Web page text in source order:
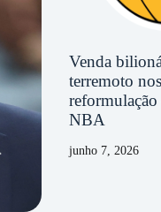
Venda
terremoto
NBA
junho 7, 2026